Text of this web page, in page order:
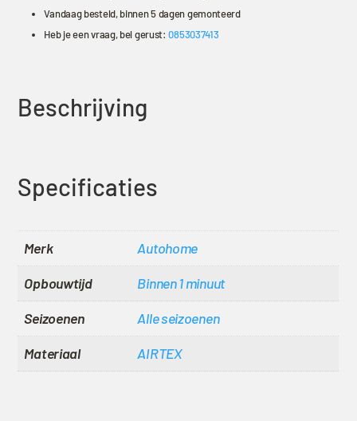
Vandaag besteld, binnen 5 dagen gemonteerd
Heb je een vraag, bel gerust:0853037413
Beschrijving
Specificaties
Merk
Autohome
Opbouwtijd
Binnen 1 minuut
Seizoenen
Alle seizoenen
Materiaal
AIRTEX